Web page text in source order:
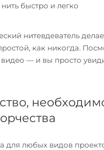
быстро и легко
нитевдеватель
как никогда.
— и вы просто
для любых видов